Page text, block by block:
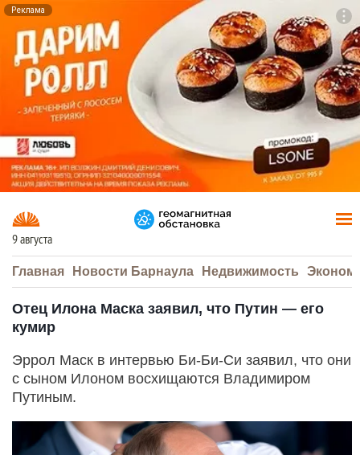
Реклама
9 августа
Главная Новости Барнаула Недвижимость
Отец Илона Маска заявил, что Путин — его
кумир
Эррол Маск в интервью Би-Би-Си заявил, что они
с сыном Илоном восхищаются Владимиром
Путиным.